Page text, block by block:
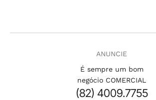
ANUNCIE
É sempre um bom
negócio COMERCIAL
(82) 4009.7755